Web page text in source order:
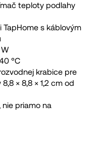
teploty podlahy
TapHome s káblovým
°C
krabice pre
× 8,8 × 1,2 cm od
nie priamo na